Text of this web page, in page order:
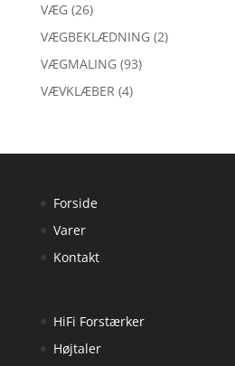
VÆG (26)
VÆGBEKLÆDNING (2)
VÆGMALING (93)
VÆVKLÆBER (4)
Forside
Varer
Kontakt
HiFi Forstærker
Højtaler